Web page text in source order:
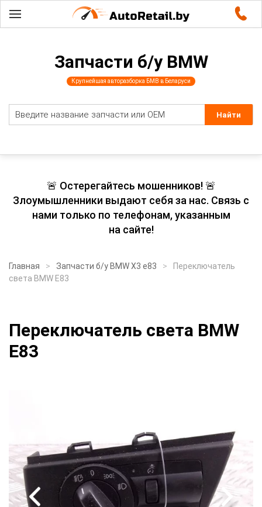
Запчасти б/у BMW
Крупнейшая авторазборка БМВ в Беларуси
🚨 Остерегайтесь мошенников! 🚨
Злоумышленники выдают себя за нас. Связь с
нами только по телефонам, указанным
на сайте!
Главная Запчасти б/у BMW X3 e83
Переключатель
света BMW E83
Переключатель света BMW
E83